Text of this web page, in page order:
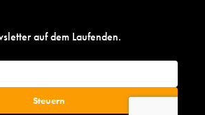
auf dem Laufenden.